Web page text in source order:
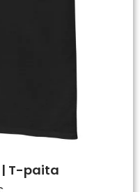
T-paita